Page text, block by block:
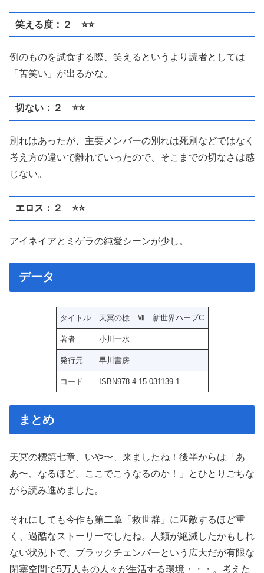
笑える度：２ ⭐️⭐️
例のものを試食する際、笑えるというより読者としては
「苦笑い」が出るかな。
切ない：２ ⭐️⭐️
別れはあったが、主要メンバーの別れは死別などではなく
考え方の違いで離れていったので、そこまでの切なさは感
じない。
エロス：２ ⭐️⭐️
アイネイアとミゲラの純愛シーンが少し。
データ
タイトル 天冥の標 Ⅶ 新世界ハーブC
著者 小川一水
発行元 早川書房
コード ISBN978-4-15-031139-1
まとめ
天冥の標第七章、いや〜、来ましたね！後半からは「あ
あ〜、なるほど。ここでこうなるのか！」とひとりごちな
がら読み進めました。
それにしても今作も第二章「救世群」に匹敵するほど重
く、過酷なストーリーでしたね。人類が絶滅したかもしれ
ない状況下で、ブラックチェンバーという広大だが有限な
閉塞空間で5万人もの人々が生活する環境・・・。考えた